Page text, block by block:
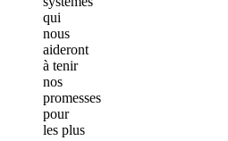
qui
nous
aideront
à tenir
nos
promesses
pour
les plus